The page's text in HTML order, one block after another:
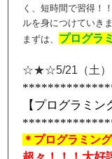
く、短時間で習得！
ルを身につけていきま
まずは、 プログラ
☆★☆5/21 （土
【プログラミン
＊プログラミン